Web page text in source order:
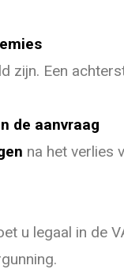
zijn. Een
de aanvraag
na het verlies
u legaal in de